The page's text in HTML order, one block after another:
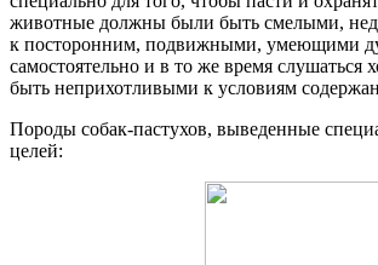
животные должны были быть смелыми,
к посторонним, подвижными, умеющими
самостоятельно и в то же время слушаться
быть неприхотливыми к условиям
Породы собак-пастухов, выведенные
целей: